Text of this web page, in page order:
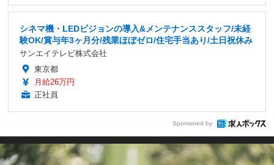
シネマ機・LEDビジョンの導入&メンテナンススタッフ/未経
験OK/賞与年3ヶ月分/残業ほぼゼロ/住宅手当あり/土日祝休み
サンエイテレビ株式会社
東京都
月給26万円
正社員
Sponsored by